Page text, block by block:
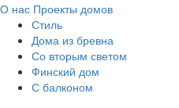
О нас Проекты домов
Стиль
Дома из бревна
Со вторым светом
Финский дом
С балконом